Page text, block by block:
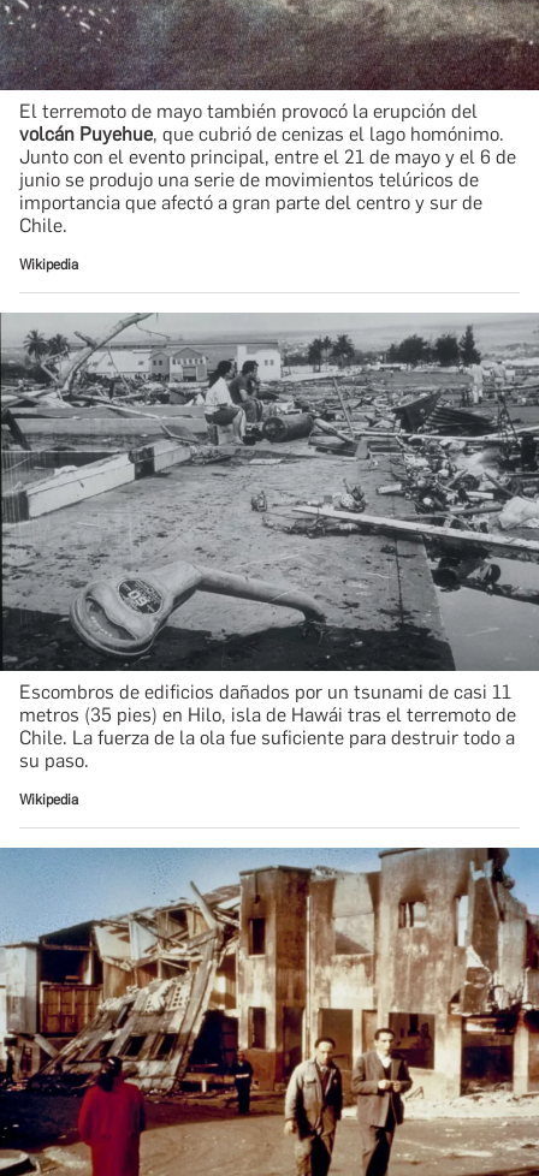
El terremoto de mayo también provocó la erupción del
volcán Puyehue, que cubrió de cenizas el lago homónimo.
Junto con el evento principal, entre el 21 de mayo y el 6 de
junio se produjo una serie de movimientos telúricos de
importancia que afectó a gran parte del centro y sur de
Chile.
Wikipedia
Escombros de edificios dañados por un tsunami de casi 11
metros (35 pies) en Hilo, isla de Hawái tras el terremoto de
Chile. La fuerza de la ola fue suficiente para destruir todo a
su paso.
Wikipedia